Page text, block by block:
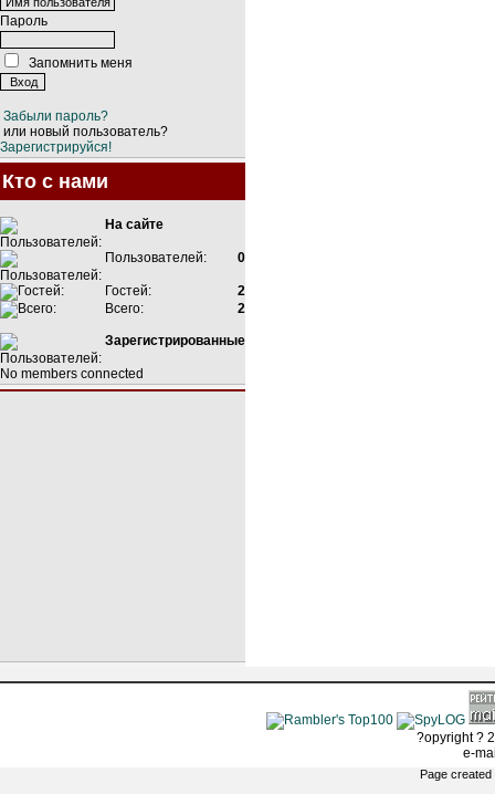
Пароль
Запомнить меня
Забыли пароль?
или новый пользователь?
Зарегистрируйся!
Кто с нами
На сайте
Пользователей: 0
Гостей:
2
Всего:
2
Зарегистрированные
No members connected
?opyright ?
e-
Page